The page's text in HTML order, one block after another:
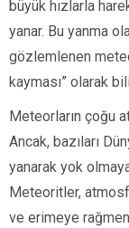
büyük hızlarla
yanar. Bu yanma
gözlemlenen
kayması” olarak
Meteorların çoğu
Ancak, bazıları
yanarak yok
Meteoritler,
ve erimeye